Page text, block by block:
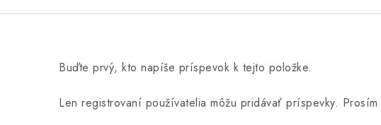
Buďte prvý, kto napíše príspevok k tejto položke.
Len registrovaní používatelia môžu pridávať príspevky. Prosím